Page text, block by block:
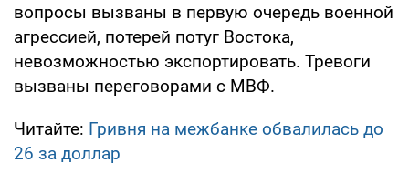
вопросы вызваны в первую очередь военной
агрессией, потерей потуг Востока,
невозможностью экспортировать. Тревоги
вызваны переговорами с МВФ.
Читайте: Гривня на межбанке обвалилась до
26 за доллар